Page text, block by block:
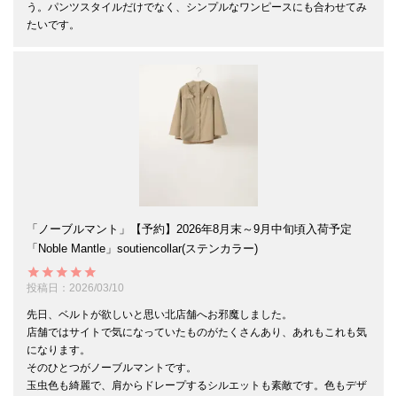
う。パンツスタイルだけでなく、シンプルなワンピースにも合わせてみ
たいです。
「ノーブルマント」【予約】2026年8月末～9月中旬頃入荷予定
「Noble Mantle」soutiencollar(ステンカラー)
投稿日 2026/03/10
先日、ベルトが欲しいと思い北店舗へお邪魔しました。
店舗ではサイトで気になっていたものがたくさんあり、あれもこれも気
になります。
そのひとつがノーブルマントです。
玉虫色も綺麗で、肩からドレープするシルエットも素敵です。色もデザ